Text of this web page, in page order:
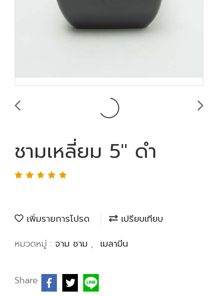
ชามเหลี่ยม 5" ดำ
เพิ่มรายการโปรด
เปรียบเทียบ
หมวดหมู่ : จาม ชาม , เมลามีน
Share